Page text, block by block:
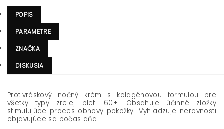
POPIS
PARAMETRE
ZNAČKA
DISKUSIA
Protivráskový nočný krém s kolagénovou formulou pre
všetky typy zrelej pleti 60+. Obsahuje účinné zložky
stimulujúce proces obnovy pokožky. Vyhladzuje nerovnosti
objavujúce sa počas dňa.